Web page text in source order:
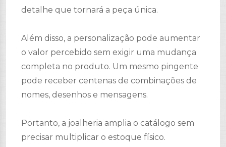
detalhe que tornará a peça única.
Além disso, a personalização pode aumentar
o valor percebido sem exigir uma mudança
completa no produto. Um mesmo pingente
pode receber centenas de combinações de
nomes, desenhos e mensagens.
Portanto, a joalheria amplia o catálogo sem
precisar multiplicar o estoque físico.